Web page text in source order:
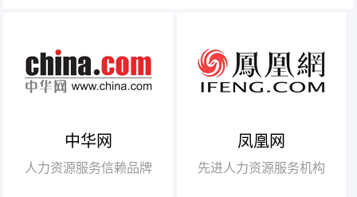
中华网
人力资源服务信赖品牌
【腾讯】“2018中国互联网
+行业领军企业奖”
【瑞方】“2018中国互联网
凤凰网
先进人力资源服务机构